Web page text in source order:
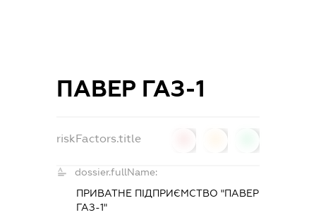
ПАВЕР ГАЗ-1
riskFactors.title
dossier.fullName:
ПРИВАТНЕ ПІДПРИЄМСТВО "ПАВЕР
ГАЗ-1"